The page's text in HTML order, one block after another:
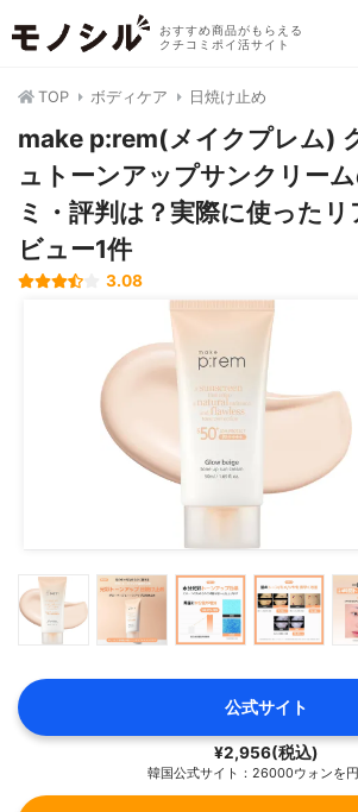
おすすめ商品がもらえる
クチコミポイ活サイト
TOP ボディケア 日焼け止め
make p:rem(メイクプレム)
ュトーンアップサンクリー
ミ・評判は？実際に使った
ビュー1件
3.08
公式サイト
¥2,956(税込)
韓国公式サイト：26000ウォンを